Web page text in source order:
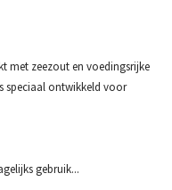
met zeezout en voedingsrijke
speciaal ontwikkeld voor
gebruik...